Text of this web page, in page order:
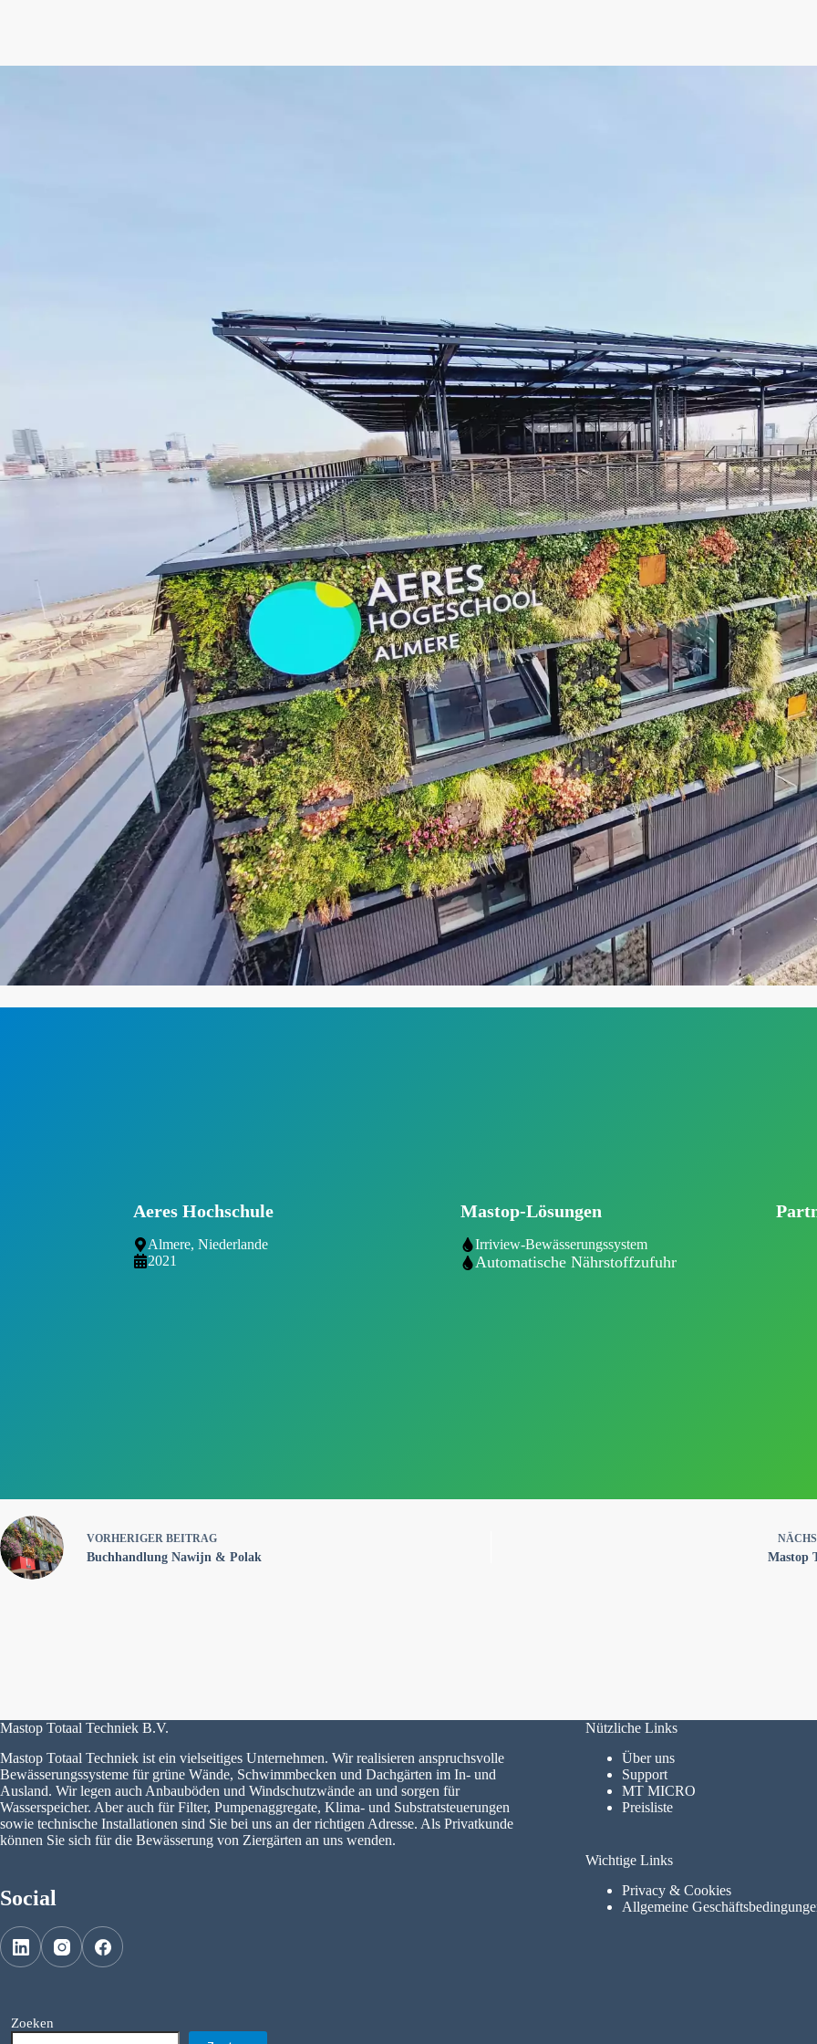
Aeres Hochschule
Almere, Niederlande
2021
Mastop-Lösungen
Irriview-Bewässerungssystem
Automatische Nährstoffzufuhr
VORHERIGER BEITRAG
Buchhandlung Nawijn & Polak Mastop
Mastop Totaal Techniek B.V.
Mastop Totaal Techniek ist ein vielseitiges Unternehmen. Wir realisieren anspruchsvolle
Bewässerungssysteme für grüne Wände, Schwimmbecken und Dachgärten im In- und
Ausland. Wir legen auch Anbauböden und Windschutzwände an und sorgen für
Wasserspeicher. Aber auch für Filter, Pumpenaggregate, Klima- und Substratsteuerungen
sowie technische Installationen sind Sie bei uns an der richtigen Adresse. Als Privatkunde
können Sie sich für die Bewässerung von Ziergärten an uns wenden.
Social
Zoeken
Nützliche Links
Über uns
Support
MT MICRO
Preisliste
Wichtige Links
Privacy & Cookies
Allgemeine